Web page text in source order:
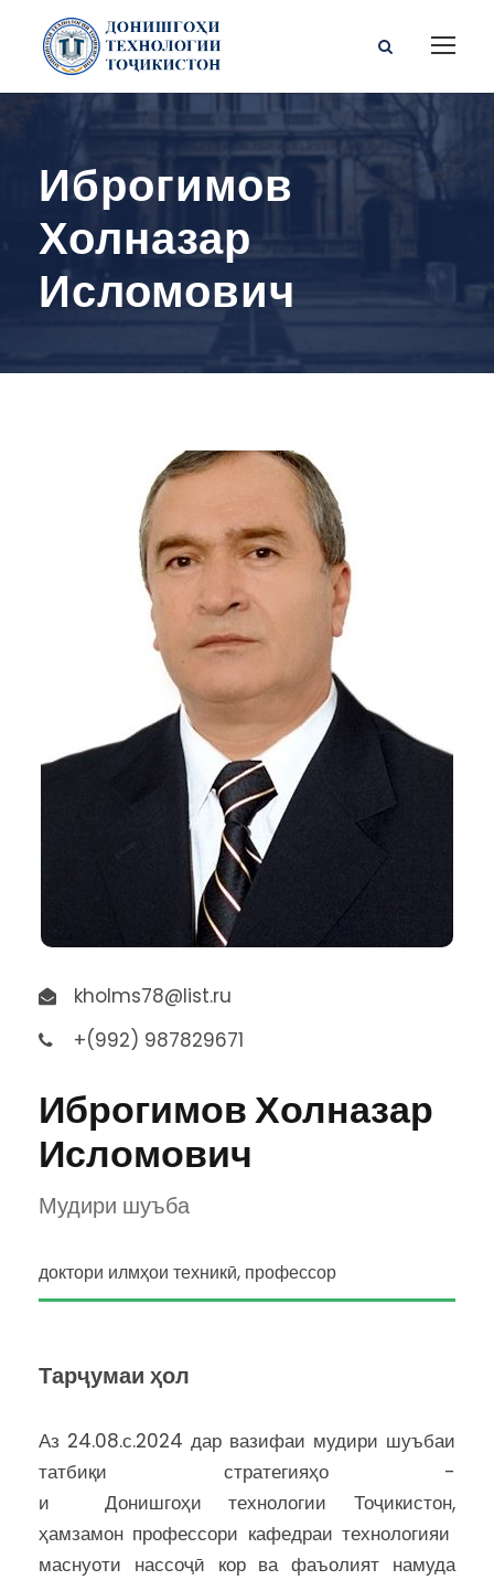
Иброгимов
Холназар
Исломович
kholms78@list.ru
+(992) 987829671
Иброгимов Холназар
Исломович
Мудири шуъба
доктори илмҳои техникӣ, профессор
Тарҷумаи ҳол
Аз 24.08.с.2024 дар вазифаи мудири шуъбаи
татбиқи стратегияҳо -
и Донишгоҳи технологии Тоҷикистон,
ҳамзамон профессори кафедраи технологияи
маснуоти нассоҷӣ кор ва фаъолият намуда